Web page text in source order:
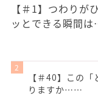
【＃1】つわりが
ッとできる瞬間
【＃40】この
りますか……